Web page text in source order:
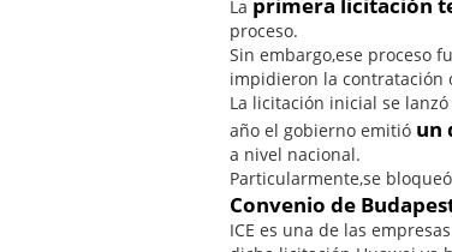
La
proceso.
Sin embargo,ese proceso
impidieron la contratación
La licitación inicial se
año el gobierno emitió un
a nivel nacional.
Particularmente,se
Convenio de
ICE es una de las